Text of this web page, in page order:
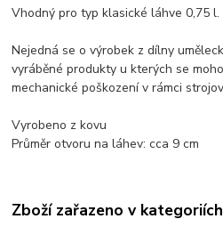
Vhodný pro typ klasické láhve 0,75 l.
Nejedná se o výrobek z dílny
vyráběné produkty u kterých se
mechanické poškození v rámci
Vyrobeno z kovu
Průměr otvoru na láhev: cca 9 cm
Zboží zařazeno v kategoriích